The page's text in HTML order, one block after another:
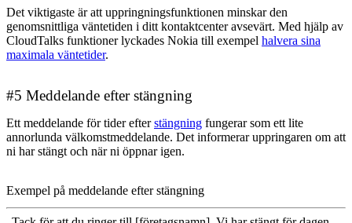
Det viktigaste är att uppringningsfunktionen minskar den
genomsnittliga väntetiden i ditt kontaktcenter avsevärt. Med hjälp av
CloudTalks funktioner lyckades Nokia till exempel halvera sina
maximala väntetider.
#5 Meddelande efter stängning
Ett meddelande för tider efterstängning fungerar som ett lite
annorlunda välkomstmeddelande. Det informerar uppringaren om att
ni har stängt och när ni öppnar igen.
Exempel på meddelande efter stängning